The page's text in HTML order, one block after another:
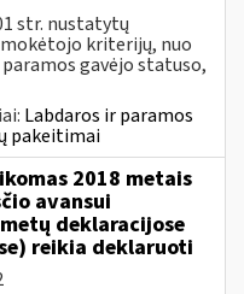
str. nustatytų
mokėtojo kriterijų, nuo
gavėjo statuso,
Labdaros ir paramos
pakeitimai
2018 metais
avansui
deklaracijose
reikia deklaruoti